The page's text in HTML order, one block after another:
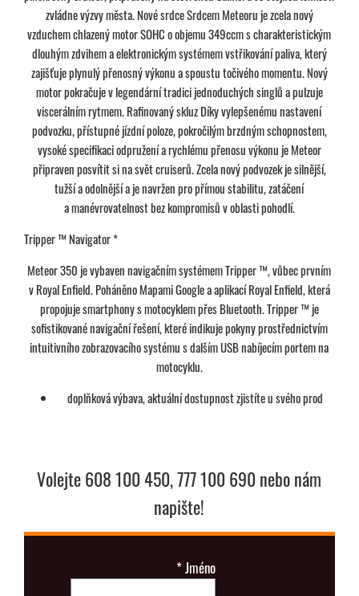
Volejte 608 100 450, 777 100 690 nebo nám
napište!
*Jméno
zvládne výzvy města. Nové srdce Srdcem Meteoru je zcela nový
vzduchem chlazený motor SOHC o objemu 349ccm s charakteristickým
dlouhým zdvihem a elektronickým systémem vstřikování paliva, který
zajišťuje plynulý přenosný výkonu a spoustu točivého momentu. Nový
motor pokračuje v legendární tradici jednoduchých singlů a pulzuje
viscerálním rytmem. Rafinovaný skluz Díky vylepšenému nastavení
podvozku, přístupné jízdní poloze, pokročilým brzdným schopnostem,
vysoké specifikaci odpružení a rychlému přenosu výkonu je Meteor
připraven posvítit si na svět cruiserů. Zcela nový podvozek je silnější,
tužší a odolnější a je navržen pro přímou stabilitu, zatáčení
a manévrovatelnost bez kompromisů v oblasti pohodlí.
Tripper ™ Navigator *
Meteor 350 je vybaven navigačním systémem Tripper ™, vůbec prvním
v Royal Enfield. Poháněno Mapami Google a aplikací Royal Enfield, která
propojuje smartphony s motocyklem přes Bluetooth. Tripper ™ je
sofistikované navigační řešení, které indikuje pokyny prostřednictvím
intuitivního zobrazovacího systému s dalším USB nabíjecím portem na
motocyklu.
doplňková výbava, aktuální dostupnost zjistíte u svého prod